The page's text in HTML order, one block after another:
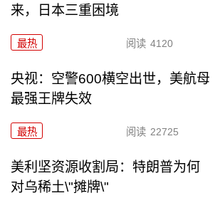
来，日本三重困境
最热 阅读 4120
央视：空警600横空出世，美航母
最强王牌失效
最热 阅读 22725
美利坚资源收割局：特朗普为何
对乌稀土\"摊牌\"